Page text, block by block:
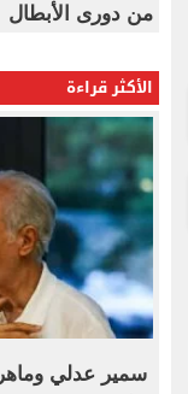
من دورى الأبطال
الأكثر قراءة
سمير عدلي وماهر